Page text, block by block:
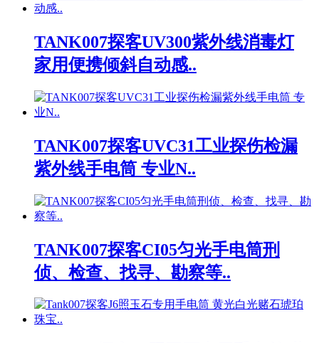
TANK007探客UV300紫外线消毒灯
家用便携倾斜自动感..
TANK007探客UVC31工业探伤检漏
紫外线手电筒 专业N..
TANK007探客CI05匀光手电筒刑
侦、检查、找寻、勘察等..